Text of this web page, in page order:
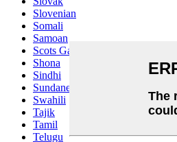
Slovenian
Somali
Samoan
Scots Gaelic
Shona
Sindhi
Sundanese
Swahili
Tajik
Tamil
Telugu